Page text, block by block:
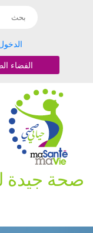
الفضاء
صحة جيدة